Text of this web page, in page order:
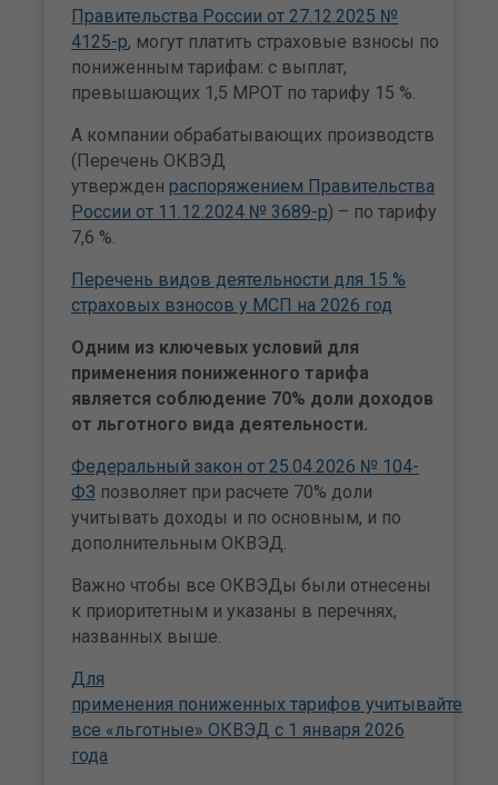
Правительства России от 27.12.2025 №
4125-р, могут платить страховые взносы по
пониженным тарифам: с выплат,
превышающих 1,5 МРОТ по тарифу 15 %.
А компании обрабатывающих производств
(Перечень ОКВЭД
утвержден распоряжением Правительства
России от 11.12.2024 № 3689-р) – по тарифу
7,6 %.
Перечень видов деятельности для 15 %
страховых взносов у МСП на 2026 год
Одним из ключевых условий для
применения пониженного тарифа
является соблюдение 70% доли доходов
от льготного вида деятельности.
Федеральный закон от 25.04.2026 № 104-
ФЗ позволяет при расчете 70% доли
учитывать доходы и по основным, и по
дополнительным ОКВЭД.
Важно чтобы все ОКВЭДы были отнесены
к приоритетным и указаны в перечнях,
названных выше.
Для
применения пониженных тарифов учитывайте
все «льготные» ОКВЭД с 1 января 2026
года